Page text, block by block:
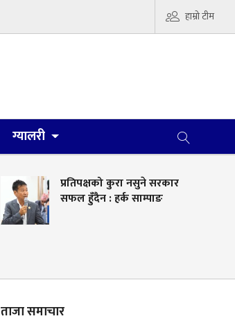
हाम्रो टीम
ग्यालरी
प्रतिपक्षको कुरा नसुने सरकार
सफल हुँदैन : हर्क साम्पाङ
ताजा समाचार